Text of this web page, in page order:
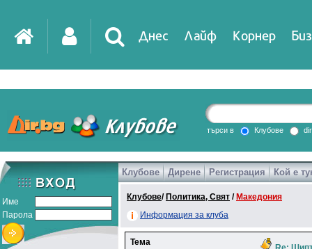
Днес Лайф Корнер
DirTV Impressio
Games
търси в Клубове
Име
Парола
Клубове Дирене Регистрация Кой е
Клубове/ Политика, Свят / Македония
Информация за клуба
Тема